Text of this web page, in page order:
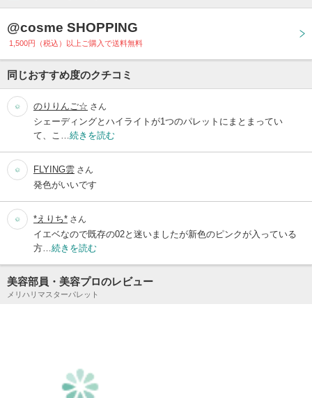
@cosme SHOPPING
1,500円（税込）以上ご購入で送料無料
同じおすすめ度のクチコミ
のりりんご☆ さん
シェーディングとハイライトが1つのパレットにまとまってい
て、こ… 続きを読む
FLYING雲 さん
発色がいいです
*えりち* さん
イエベなので既存の02と迷いましたが新色のピンクが入っている
方… 続きを読む
美容部員・美容プロのレビュー
メリハリマスターパレット